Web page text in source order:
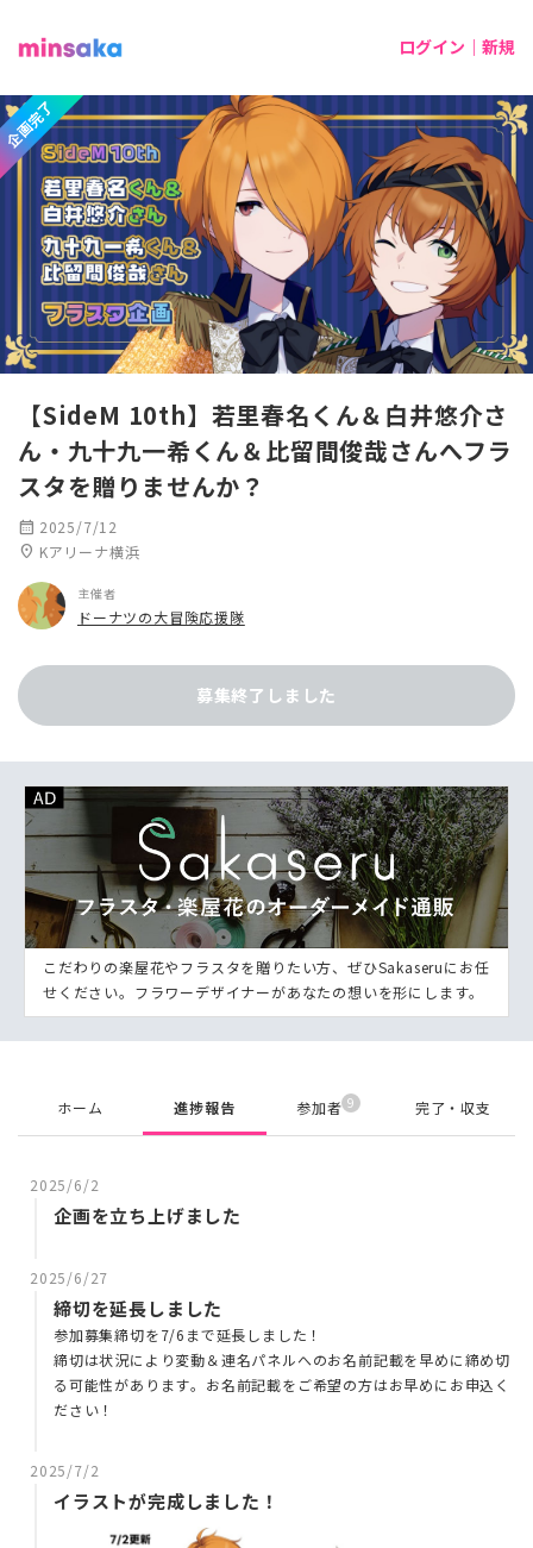
ログイン｜新規
企画完了
【SideM 10th】若里春名くん＆白井悠介さ
ん・九十九一希くん＆比留間俊哉さんへフラ
スタを贈りませんか？
calendar_month 2025/7/12
location_on Kアリーナ横浜
主催者
ドーナツの大冒険応援隊
募集終了しました
こだわりの楽屋花やフラスタを贈りたい方、ぜひSakaseruにお任
せください。フラワーデザイナーがあなたの想いを形にします。
ホーム 進捗報告 参加者 9 完了・収支
2025/6/2
企画を立ち上げました
2025/6/27
締切を延長しました
参加募集締切を7/6まで延長しました！
締切は状況により変動＆連名パネルへのお名前記載を早めに締め切
る可能性があります。お名前記載をご希望の方はお早めにお申込く
ださい！
2025/7/2
イラストが完成しました！